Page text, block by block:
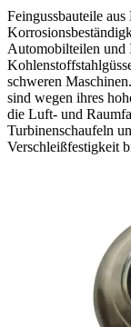
Feingussbauteile
Automobilteilen und
schweren
sind wegen ihres
die Luft- und
Turbinenschaufeln
Verschleißfestigkeit